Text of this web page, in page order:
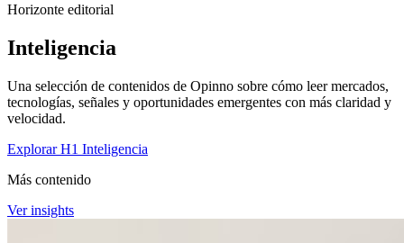
Horizonte editorial
Inteligencia
Una selección de contenidos de Opinno sobre cómo leer mercados,
tecnologías, señales y oportunidades emergentes con más claridad y
velocidad.
Explorar H1 Inteligencia
Más contenido
Ver insights